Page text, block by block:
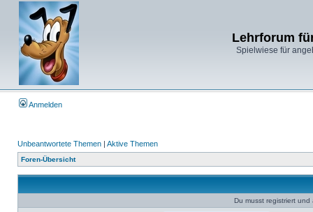
Lehrforum
Spielwiese für
Anmelden
Unbeantwortete Themen | Aktive Themen
Foren-Übersicht
Du musst registriert